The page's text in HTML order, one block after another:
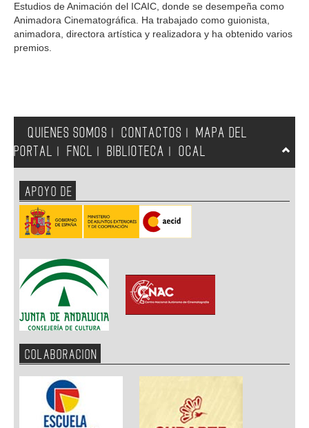
Estudios de Animación del ICAIC, donde se desempeña como
Animadora Cinematográfica. Ha trabajado como guionista,
animadora, directora artística y realizadora y ha obtenido varios
premios.
QUIENES SOMOS CONTACTOS
MAPA DEL
PORTAL
FNCL BIBLIOTECA OCAL
APOYO DE
COLABORACION